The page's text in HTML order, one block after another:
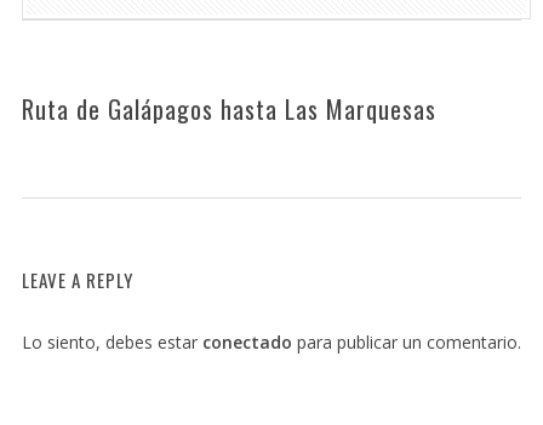
Ruta de Galápagos hasta Las Marquesas
LEAVE A REPLY
Lo siento, debes estar conectado para publicar un comentario.